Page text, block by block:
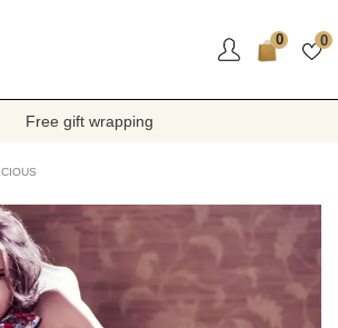
0 0
Free gift wrapping